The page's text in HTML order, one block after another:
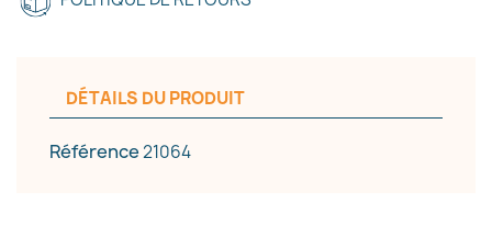
DÉTAILS DU PRODUIT
Référence21064